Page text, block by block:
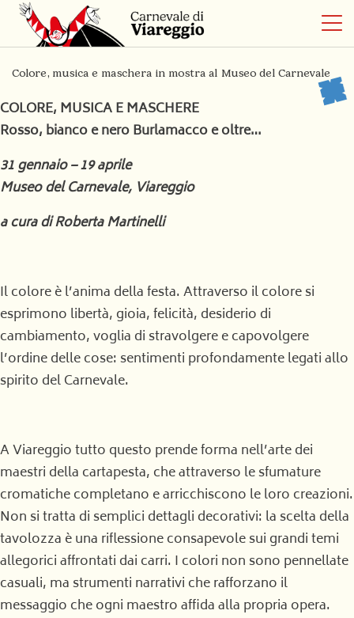
Colore, musica e maschera in mostra al Museo del Carnevale
COLORE, MUSICA E MASCHERE
Rosso, bianco e neroBurlamacco e oltre…
31 gennaio – 19 aprile
Museo del Carnevale, Viareggio
a cura di Roberta Martinelli
Il colore è l’anima della festa. Attraverso il colore si
esprimono libertà, gioia, felicità, desiderio di
cambiamento, voglia di stravolgere e capovolgere
l’ordine delle cose: sentimenti profondamente legati allo
spirito del Carnevale.
A Viareggio tutto questo prende forma nell’arte dei
maestri della cartapesta, che attraverso le sfumature
cromatiche completano e arricchiscono le loro creazioni.
Non si tratta di semplici dettagli decorativi: la scelta della
tavolozza è una riflessione consapevole sui grandi temi
allegorici affrontati dai carri. I colori non sono pennellate
casuali, ma strumenti narrativi che rafforzano il
messaggio che ogni maestro affida alla propria opera.